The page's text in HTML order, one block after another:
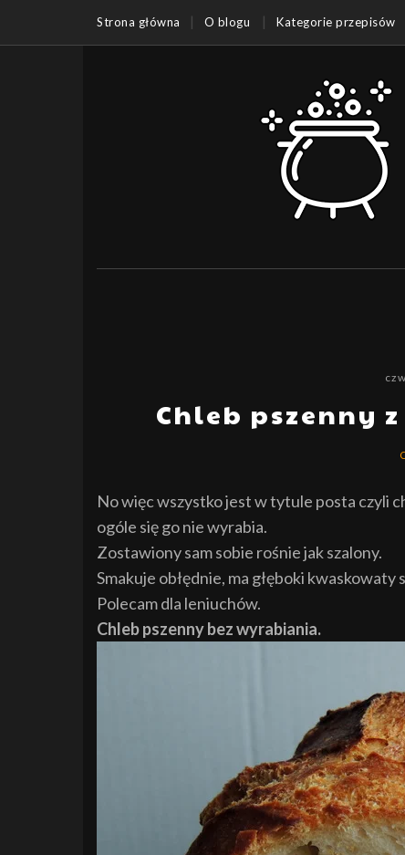
Strona główna O blogu Kategorie przepisów
Chleb pszenny
No więc wszystko jest w tytule posta czyli
ogóle się go nie wyrabia.
Zostawiony sam sobie rośnie jak szalony.
Smakuje obłędnie, ma głęboki
Polecam dla leniuchów.
Chleb pszenny bez wyrabiania.